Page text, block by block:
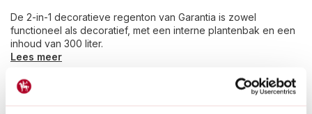
De 2-in-1 decoratieve regenton van Garantia is zowel
functioneel als decoratief, met een interne plantenbak en een
inhoud van 300 liter.
Lees meer
Betaal achteraf met Riverty.
Groot transport:De verzendkosten zijn €14,95 in